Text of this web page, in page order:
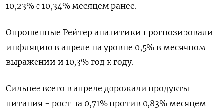
10,23% с 10,34% месяцем ранее.
Опрошенные Рейтер аналитики прогнозировали
инфляцию в апреле на уровне 0,5% в месячном
выражении и 10,3% год к году.
Сильнее всего в апреле дорожали продукты
питания - рост на 0,71% против 0,83% месяцем